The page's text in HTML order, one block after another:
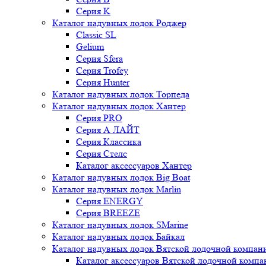
Серия K
Каталог надувных лодок Роджер
Classic SL
Gelium
Серия Sfera
Серия Trofey
Серия Hunter
Каталог надувных лодок Торпеда
Каталог надувных лодок Хантер
Серия PRO
Серия А ЛАЙТ
Серия Классика
Серия Стелс
Каталог аксессуаров Хантер
Каталог надувных лодок Big Boat
Каталог надувных лодок Marlin
Серия ENERGY
Серия BREEZE
Каталог надувных лодок SMarine
Каталог надувных лодок Байкал
Каталог надувных лодок Вятской лодочной
Каталог аксессуаров Вятской лодочной